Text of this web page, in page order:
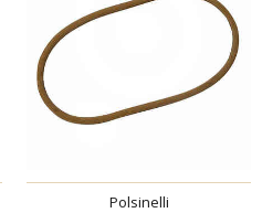
Polsinelli